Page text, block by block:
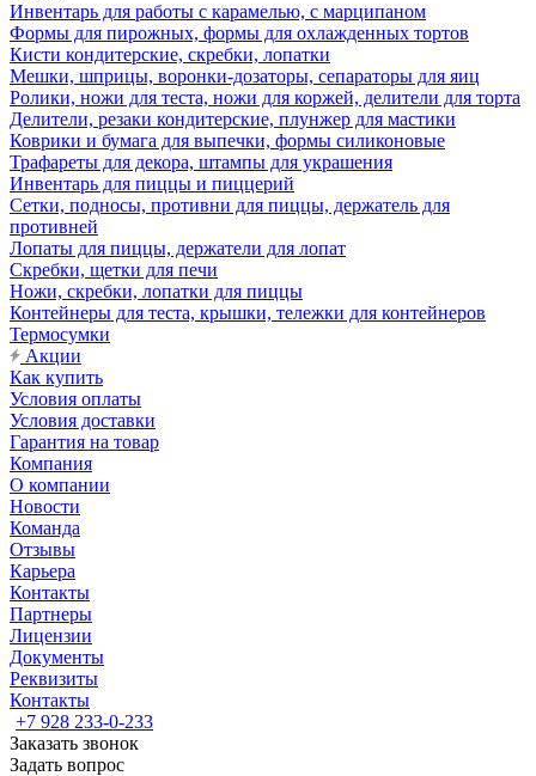
Инвентарь для работы с карамелью, с марципаном
Формы для пирожных, формы для охлажденных тортов
Кисти кондитерские, скребки, лопатки
Мешки, шприцы, воронки-дозаторы, сепараторы для яиц
Ролики, ножи для теста, ножи для коржей, делители для торта
Делители, резаки кондитерские, плунжер для мастики
Коврики и бумага для выпечки, формы силиконовые
Трафареты для декора, штампы для украшения
Инвентарь для пиццы и пиццерий
Сетки, подносы, противни для пиццы, держатель для
противней
Лопаты для пиццы, держатели для лопат
Скребки, щетки для печи
Ножи, скребки, лопатки для пиццы
Контейнеры для теста, крышки, тележки для контейнеров
Термосумки
Акции
Как купить
Условия оплаты
Условия доставки
Гарантия на товар
Компания
О компании
Новости
Команда
Отзывы
Карьера
Контакты
Партнеры
Лицензии
Документы
Реквизиты
Контакты
+7 928 233-0-233
Заказать звонок
Задать вопрос